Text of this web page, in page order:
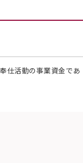
仕活動の事業資金であ